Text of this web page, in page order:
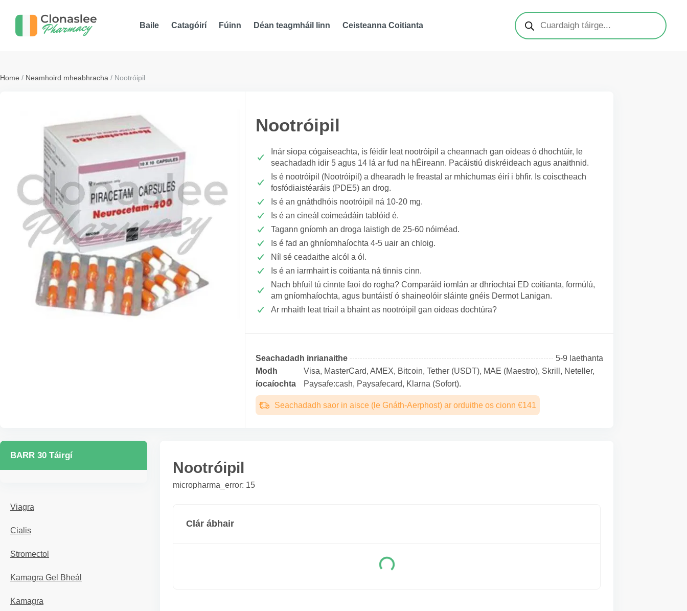
Baile Catagóirí Fúinn Déan teagmháil linn Ceisteanna Coitianta
Home / Neamhoird mheabhracha / Nootróipil
Nootróipil
Inár siopa cógaiseachta, is féidir leat nootróipil a cheannach gan oideas ó dhochtúir, le
seachadadh idir 5 agus 14 lá ar fud na hÉireann. Pacáistiú diskréideach agus anaithnid.
Is é nootróipil (Nootróipil) a dhearadh le freastal ar mhíchumas éirí i bhfir. Is coisctheach
fosfódiaistéaráis (PDE5) an drog.
Is é an gnáthdhóis nootróipil ná 10-20 mg.
Is é an cineál coimeádáin tablóid é.
Tagann gníomh an droga laistigh de 25-60 nóiméad.
Is é fad an ghníomhaíochta 4-5 uair an chloig.
Níl sé ceadaithe alcól a ól.
Is é an iarmhairt is coitianta ná tinnis cinn.
Nach bhfuil tú cinnte faoi do rogha? Comparáid iomlán ar dhríochtaí ED coitianta, formúlú,
am gníomhaíochta, agus buntáistí ó shaineolóir sláinte gnéis Dermot Lanigan.
Ar mhaith leat triail a bhaint as nootróipil gan oideas dochtúra?
Seachadadh inrianaithe
5-9 laethanta
Modh
íocaíochta
Visa, MasterCard, AMEX, Bitcoin, Tether (USDТ), MAE (Maestro), Skrill, Neteller,
Paysafe:cash, Paysafecard, Klarna (Sofort).
Seachadadh saor in aisce (le Gnáth-Aerphost) ar orduithe os cionn €141
BARR 30 Táirgí
Viagra
Cialis
Stromectol
Kamagra Gel Bheál
Kamagra
Nootróipil
micropharma_error: 15
Clár ábhair